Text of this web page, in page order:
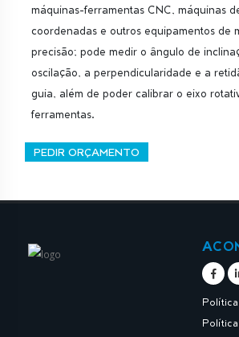
máquinas-ferramentas CNC, máquinas
coordenadas e outros equipamentos de
precisão; pode medir o ângulo de
oscilação, a perpendicularidade e a
guia, além de poder calibrar o eixo
ferramentas.
PEDIR ORÇAMENTO